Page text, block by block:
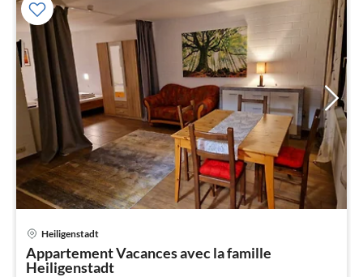
Heiligenstadt
Appartement Vacances avec la famille
Heiligenstadt